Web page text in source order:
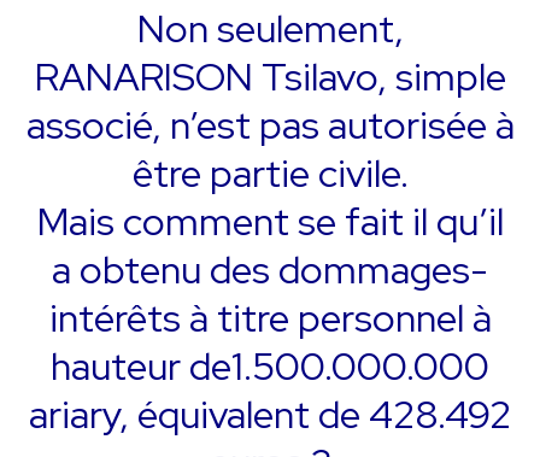
Non seulement,
RANARISON Tsilavo, simple
associé, n’est pas autorisée à
être partie civile.
Mais comment se fait il qu’il
a obtenu des dommages-
intérêts à titre personnel à
hauteur de1.500.000.000
ariary, équivalent de 428.492